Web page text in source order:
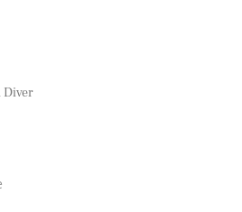
Diver